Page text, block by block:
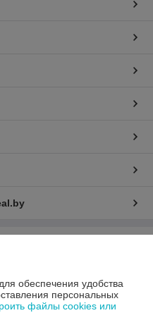
1-6
обеспечения удобства
персональных
файлы cookies или